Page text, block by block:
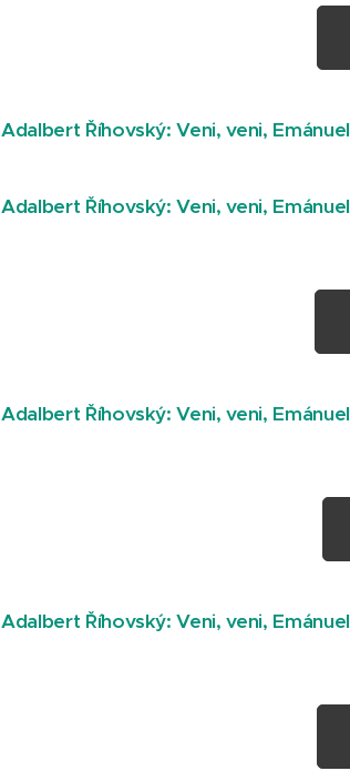
Adalbert Říhovský: Veni, veni, Emánuel
Adalbert Říhovský: Veni, veni, Emánuel
Adalbert Říhovský: Veni, veni, Emánuel
Adalbert Říhovský: Veni, veni, Emánuel